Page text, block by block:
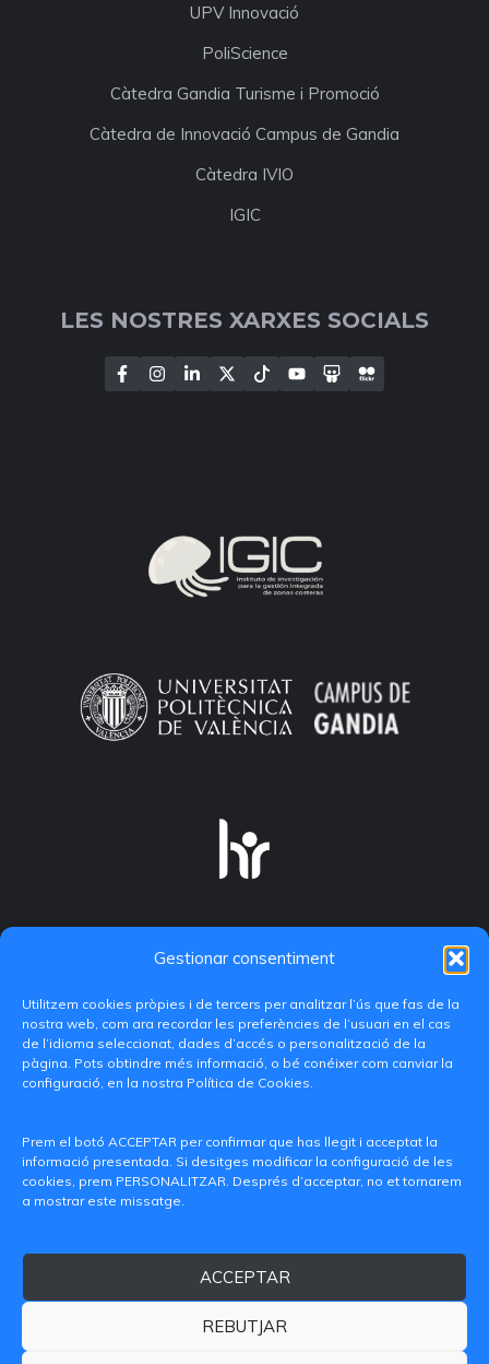
Gestionar consentiment
Utilitzem cookies pròpies i de tercers per analitzar l’ús que fas de la
nostra web, com ara recordar les preferències de l’usuari en el cas
de l’idioma seleccionat, dades d’accés o personalització de la
pàgina. Pots obtindre més informació, o bé conéixer com canviar la
configuració, en la nostra Política de Cookies.
Prem el botó ACCEPTAR per confirmar que has llegit i acceptat la
informació presentada. Si desitges modificar la configuració de les
cookies, prem PERSONALITZAR. Després d’acceptar, no et tornarem
a mostrar este missatge.
ACCEPTAR
REBUTJAR
UPV Innovació
PoliScience
Càtedra Gandia Turisme i Promoció
Càtedra de Innovació Campus de Gandia
Càtedra IVIO
IGIC
LES NOSTRES XARXES SOCIALS
C/ Paranimf, 1 - 46730 Grau de Gandia
+34 962849333
Avís legalPolítica de privacitat